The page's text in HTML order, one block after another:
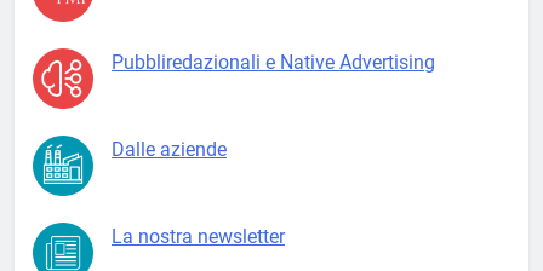
Pubbliredazionali e Native Advertising
Dalle aziende
La nostra newsletter